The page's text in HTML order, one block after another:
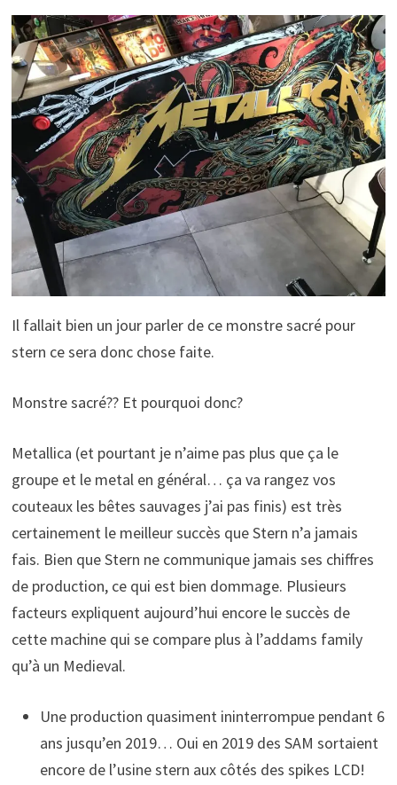
Il fallait bien un jour parler de ce monstre sacré pour
stern ce sera donc chose faite.
Monstre sacré?? Et pourquoi donc?
Metallica (et pourtant je n’aime pas plus que ça le
groupe et le metal en général… ça va rangez vos
couteaux les bêtes sauvages j’ai pas finis) est très
certainement le meilleur succès que Stern n’a jamais
fais. Bien que Stern ne communique jamais ses chiffres
de production, ce qui est bien dommage. Plusieurs
facteurs expliquent aujourd’hui encore le succès de
cette machine qui se compare plus à l’addams family
qu’à un Medieval.
Une production quasiment ininterrompue pendant 6
ans jusqu’en 2019… Oui en 2019 des SAM sortaient
encore de l’usine stern aux côtés des spikes LCD!